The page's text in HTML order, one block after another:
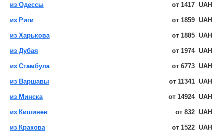
из Одессы от 1417 UAH
из Риги от 1859 UAH
из Харькова от 1885 UAH
из Дубая от 1974 UAH
из Стамбула от 6773 UAH
из Варшавы от 11341 UAH
из Минска от 14924 UAH
из Кишинев от 832 UAH
из Кракова от 1522 UAH